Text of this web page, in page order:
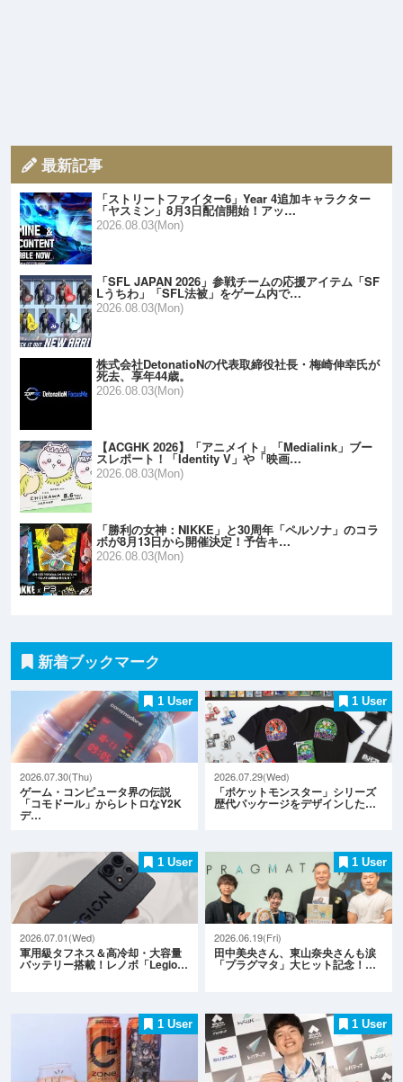
最新記事
「ストリートファイター6」Year 4追加キャラクター
「ヤスミン」8月3日配信開始！アッ…
2026.08.03(Mon)
「SFL JAPAN 2026」参戦チームの応援アイテム「SF
Lうちわ」「SFL法被」をゲーム内で…
2026.08.03(Mon)
株式会社DetonatioNの代表取締役社長・梅崎伸幸氏が
死去、享年44歳。
2026.08.03(Mon)
【ACGHK 2026】「アニメイト」「Medialink」ブー
スレポート！「Identity V」や「映画…
2026.08.03(Mon)
「勝利の女神：NIKKE」と30周年「ペルソナ」のコラ
ボが8月13日から開催決定！予告キ…
2026.08.03(Mon)
新着ブックマーク
1 User
2026.07.30(Thu)
ゲーム・コンピュータ界の伝説
「コモドール」からレトロなY2K
デ…
1 User
2026.07.29(Wed)
「ポケットモンスター」シリーズ
歴代パッケージをデザインした…
1 User
2026.07.01(Wed)
軍用級タフネス＆高冷却・大容量
バッテリー搭載！レノボ「Legio…
1 User
2026.06.19(Fri)
田中美央さん、東山奈央さんも涙
「プラグマタ」大ヒット記念！…
1 User 1 User